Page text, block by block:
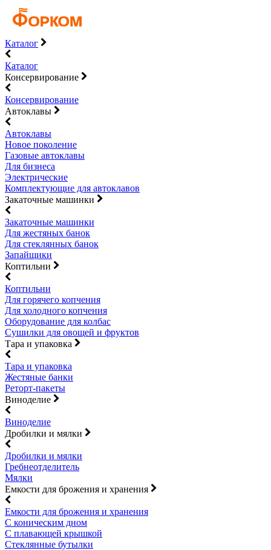
Каталог
Каталог
Консервирование
Консервирование
Автоклавы
Автоклавы
Новое поколение
Газовые автоклавы
Для бизнеса
Электрические
Комплектующие для автоклавов
Закаточные машинки
Закаточные машинки
Для жестяных банок
Для стеклянных банок
Запайщики
Коптильни
Коптильни
Для горячего копчения
Для холодного копчения
Оборудование для колбас
Сушилки для овощей и фруктов
Тара и упаковка
Тара и упаковка
Жестяные банки
Реторт-пакеты
Виноделие
Виноделие
Дробилки и мялки
Дробилки и мялки
Гребнеотделитель
Мялки
Емкости для брожения и хранения
Емкости для брожения и хранения
С коническим дном
С плавающей крышкой
Стеклянные бутылки